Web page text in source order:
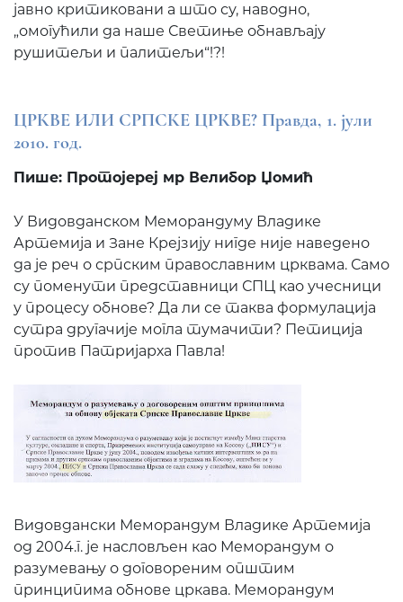
јавно критиковани а што су, наводно,
„омогућили да наше Светиње обнављају
рушитељи и палитељи“!?!
ЦРКВЕ ИЛИ СРПСКЕ ЦРКВЕ? Правда, 1. јули
2010. год.
Пише: Протојереј мр Велибор Џомић
У Видовданском Меморандуму Владике
Артемија и Зане Крејзију нигде није наведено
да је реч о српским православним црквама. Само
су поменути представници СПЦ као учесници
у процесу обнове? Да ли се таква формулација
сутра другачије могла тумачити? Петиција
против Патријарха Павла!
Видовдански Меморандум Владике Артемија
од 2004.г. је насловљен као Меморандум о
разумевању о договореним општим
принципима обнове цркава. Меморандум